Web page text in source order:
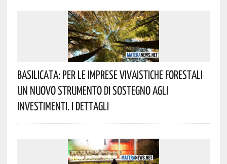
Basilicata: Per Le Imprese Vivaistiche Forestali
Un Nuovo Strumento Di Sostegno Agli
Investimenti. I Dettagli